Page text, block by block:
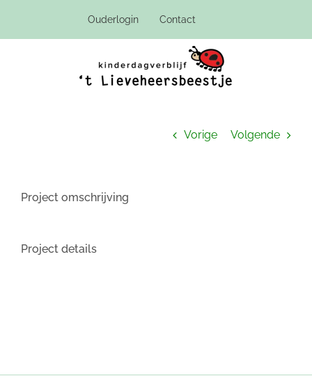
Ouderlogin Contact
Vorige Volgende
Project omschrijving
Project details